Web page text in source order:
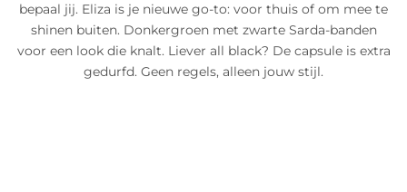
bepaal jij. Eliza is je nieuwe go-to: voor thuis of om mee te
shinen buiten. Donkergroen met zwarte Sarda-banden
voor een look die knalt. Liever all black? De capsule is extra
gedurfd. Geen regels, alleen jouw stijl.